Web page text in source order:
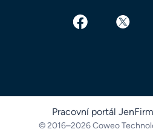
Pracovní portál
© 2016–2026 Coweo